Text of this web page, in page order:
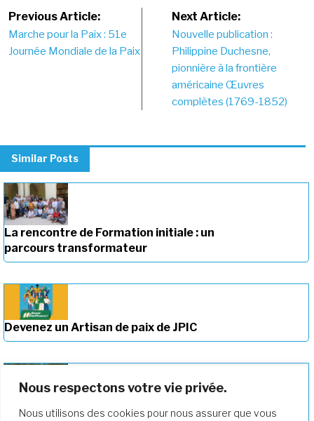
Nous respectons votre vie privée.
Nous utilisons des cookies pour nous assurer que vous
Post
navigation
Previous Article:
Marche pour la Paix : 51e
Journée Mondiale de la Paix
Next Article:
Nouvelle publication :
Philippine Duchesne,
pionnière à la frontière
américaine Œuvres
complètes (1769-1852)
Similar Posts
La rencontre de Formation initiale : un
parcours transformateur
Devenez un Artisan de paix de JPIC
Approfondir notre parcours de